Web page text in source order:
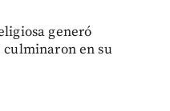
generó
en su